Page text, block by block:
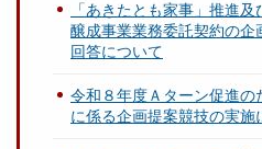
「あきたとも家事」推進
醸成事業業務委託契約の
回答について
令和８年度Ａターン促進の
に係る企画提案競技の実施